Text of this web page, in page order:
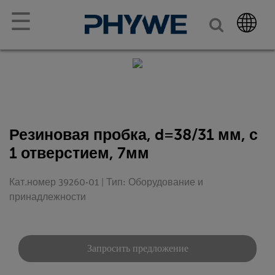
☰
Резиновая пробка, d=38/31 мм, с
1 отверстием, 7мм
Кат.номер 39260-01 | Тип: Оборудование и
принадлежности
Запросить предложение